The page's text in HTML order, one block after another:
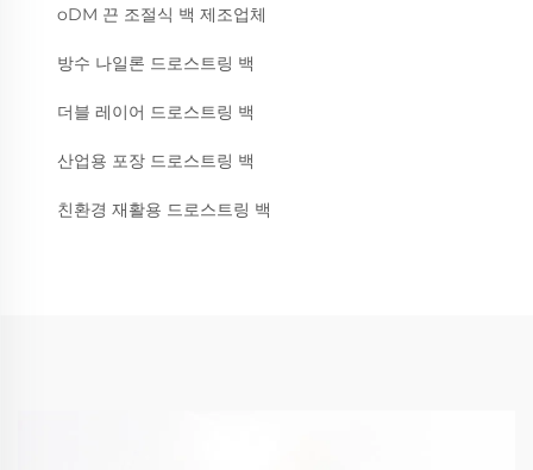
oDM 끈 조절식 백 제조업체
방수 나일론 드로스트링 백
더블 레이어 드로스트링 백
산업용 포장 드로스트링 백
친환경 재활용 드로스트링 백